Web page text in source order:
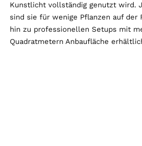
Kunstlicht vollständig genutzt wird.
sind sie für wenige Pflanzen auf der
hin zu professionellen Setups mit
Quadratmetern Anbaufläche